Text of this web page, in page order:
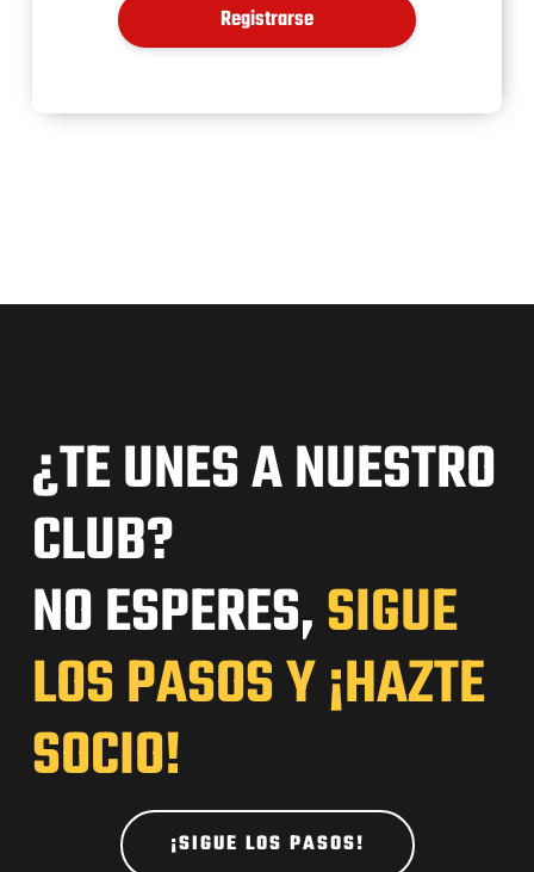
¿TE UNES A NUESTRO
CLUB?
NO ESPERES,SIGUE
LOS PASOS Y ¡HAZTE
SOCIO!
¡SIGUE LOS PASOS!